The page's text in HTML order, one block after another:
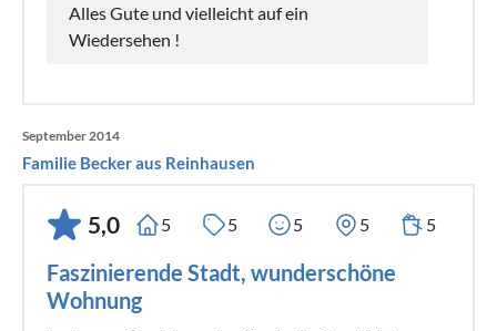
Alles Gute und vielleicht auf ein
Wiedersehen !
September 2014
Familie Becker aus Reinhausen
5,0 5 5 5 5 5
Faszinierende Stadt, wunderschöne
Wohnung